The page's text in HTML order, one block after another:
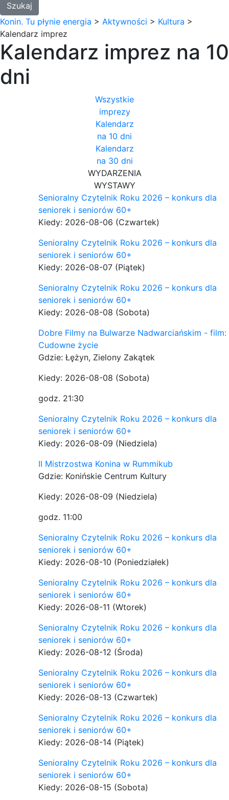
Konin. Tu płynie energia > Aktywności > Kultura >
Kalendarz imprez
Kalendarz imprez na 10
dni
Wszystkie
imprezy
Kalendarz
na 10 dni
Kalendarz
na 30 dni
WYDARZENIA
WYSTAWY
Senioralny Czytelnik Roku 2026 – konkurs dla
seniorek i seniorów 60+
Kiedy: 2026-08-06 (Czwartek)
Senioralny Czytelnik Roku 2026 – konkurs dla
seniorek i seniorów 60+
Kiedy: 2026-08-07 (Piątek)
Senioralny Czytelnik Roku 2026 – konkurs dla
seniorek i seniorów 60+
Kiedy: 2026-08-08 (Sobota)
Dobre Filmy na Bulwarze Nadwarciańskim - film:
Cudowne życie
Gdzie: Łężyn, Zielony Zakątek
Kiedy: 2026-08-08 (Sobota)
godz. 21:30
Senioralny Czytelnik Roku 2026 – konkurs dla
seniorek i seniorów 60+
Kiedy: 2026-08-09 (Niedziela)
II Mistrzostwa Konina w Rummikub
Gdzie: Konińskie Centrum Kultury
Kiedy: 2026-08-09 (Niedziela)
godz. 11:00
Senioralny Czytelnik Roku 2026 – konkurs dla
seniorek i seniorów 60+
Kiedy: 2026-08-10 (Poniedziałek)
Senioralny Czytelnik Roku 2026 – konkurs dla
seniorek i seniorów 60+
Kiedy: 2026-08-11 (Wtorek)
Senioralny Czytelnik Roku 2026 – konkurs dla
seniorek i seniorów 60+
Kiedy: 2026-08-12 (Środa)
Senioralny Czytelnik Roku 2026 – konkurs dla
seniorek i seniorów 60+
Kiedy: 2026-08-13 (Czwartek)
Senioralny Czytelnik Roku 2026 – konkurs dla
seniorek i seniorów 60+
Kiedy: 2026-08-14 (Piątek)
Senioralny Czytelnik Roku 2026 – konkurs dla
seniorek i seniorów 60+
Kiedy: 2026-08-15 (Sobota)